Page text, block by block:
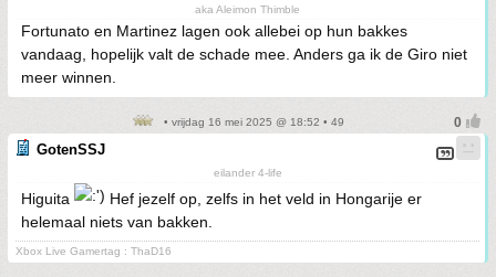
aka Aleimon Thimble
Fortunato en Martinez lagen ook allebei op hun bakkes
vandaag, hopelijk valt de schade mee. Anders ga ik de Giro niet
meer winnen.
• vrijdag 16 mei 2025 @ 18:52 • 49
GotenSSJ
eilander 4-life
Higuita
Hef jezelf op, zelfs in het veld in Hongarije er
helemaal niets van bakken.
Xbox Live Gamertag : ThaD16